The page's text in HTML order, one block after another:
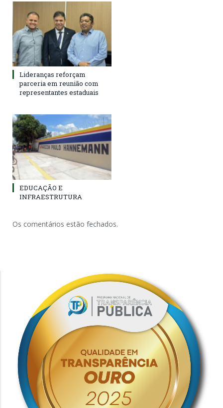
Lideranças reforçam
parceria em reunião com
representantes estaduais
EDUCAÇÃO E
INFRAESTRUTURA
Os comentários estão fechados.